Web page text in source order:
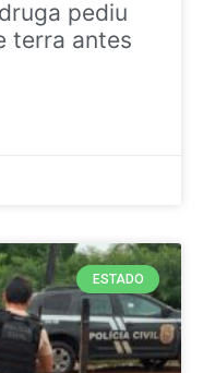
pediu
terra antes
ESTADO